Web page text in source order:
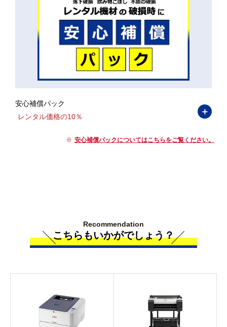
安心補償パック
レンタル価格の10％
＋
安心補償パックについてはこちらをご覧ください。
Recommendation
こちらもいかがでしょう？